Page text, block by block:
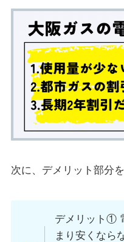
次に、デメリット部分
デメリット①
まり安くなら